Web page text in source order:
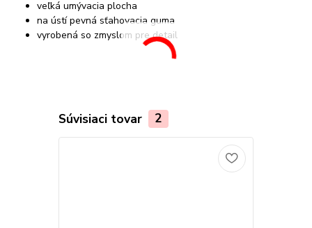
veľká umývacia plocha
na ústí pevná sťahovacia guma
vyrobená so zmyslom pre detail
Súvisiaci tovar 2